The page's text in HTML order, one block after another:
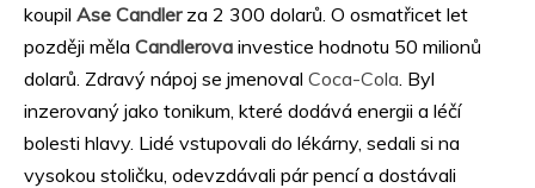
koupil Ase Candlerza 2 300 dolarů. O osmatřicet let
později měla Candlerova investice hodnotu 50 milionů
dolarů. Zdravý nápoj se jmenoval Coca-Cola . Byl
inzerovaný jako tonikum, které dodává energii a léčí
bolesti hlavy. Lidé vstupovali do lékárny, sedali si na
vysokou stoličku, odevzdávali pár pencí a dostávali